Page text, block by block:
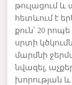
թուլացում և
հետևում է
քուն՝ 20 րոպե
սրտի
մարմնի
նվազել,
խորության և